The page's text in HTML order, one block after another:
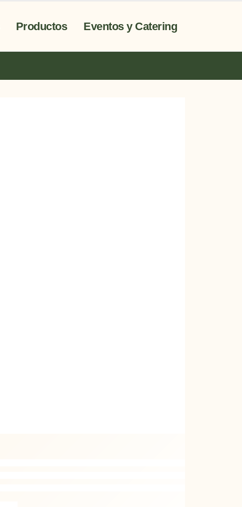
Productos Eventos y Catering